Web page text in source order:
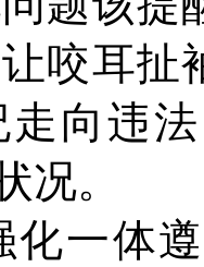
咬耳扯
向违
况。
一体